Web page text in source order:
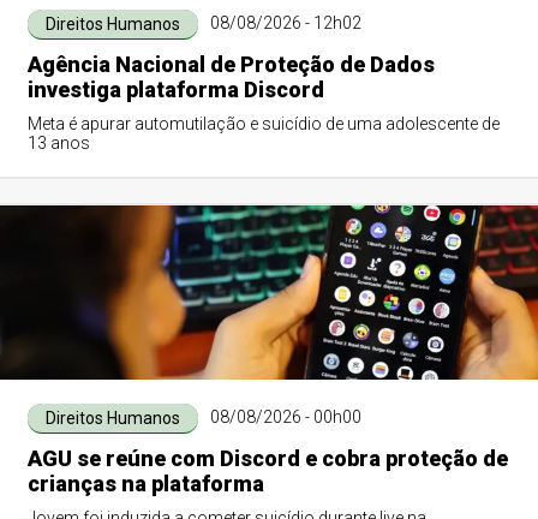
Direitos Humanos 08/08/2026 - 12h02
Agência Nacional de Proteção de Dados
investiga plataforma Discord
Meta é apurar automutilação e suicídio de uma adolescente de
13 anos
Direitos Humanos 08/08/2026 - 00h00
AGU se reúne com Discord e cobra proteção de
crianças na plataforma